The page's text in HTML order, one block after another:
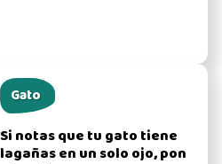
Gato
Si notas que tu gato tiene
lagañas en un solo ojo, pon